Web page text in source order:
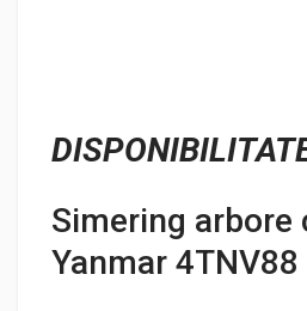
Simering arbore
Yanmar 4TNV88